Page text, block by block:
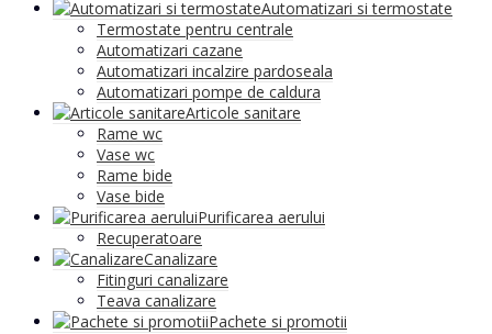
Automatizari si termostate
Termostate pentru centrale
Automatizari cazane
Automatizari incalzire pardoseala
Automatizari pompe de caldura
Articole sanitare
Rame wc
Vase wc
Rame bide
Vase bide
Purificarea aerului
Recuperatoare
Canalizare
Fitinguri canalizare
Teava canalizare
Pachete si promotii